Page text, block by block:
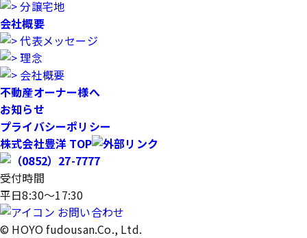
分譲宅地
会社概要
代表メッセージ
理念
会社概要
不動産オーナー様へ
お知らせ
プライバシーポリシー
株式会社豊洋 TOP
受付時間
平日8:30～17:30
お問い合わせ
© HOYO fudousan.Co., Ltd.